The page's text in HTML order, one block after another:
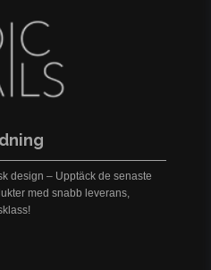
design – Upptäck de senaste
med snabb leverans,